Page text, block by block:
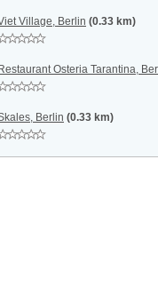
Village, Berlin (0.33 km)
Restaurant Osteria Tarantina,
Berlin (0.33 km)